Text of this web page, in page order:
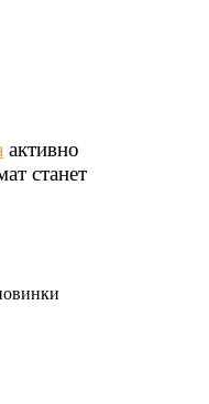
активно
станет